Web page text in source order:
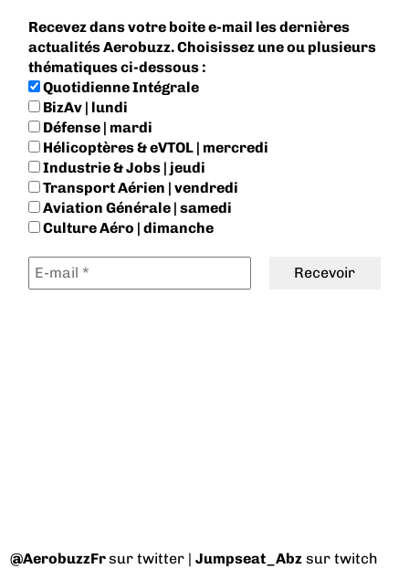
Recevez dans votre boite e-mail les dernières
actualités Aerobuzz. Choisissez une ou plusieurs
thématiques ci-dessous :
Quotidienne Intégrale
BizAv | lundi
Défense | mardi
Hélicoptères & eVTOL | mercredi
Industrie & Jobs | jeudi
Transport Aérien | vendredi
Aviation Générale | samedi
Culture Aéro | dimanche
@AerobuzzFrsur twitter |Jumpseat_Abz sur twitch